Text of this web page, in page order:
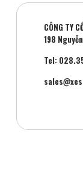
CÔNG TY
198
Tel: